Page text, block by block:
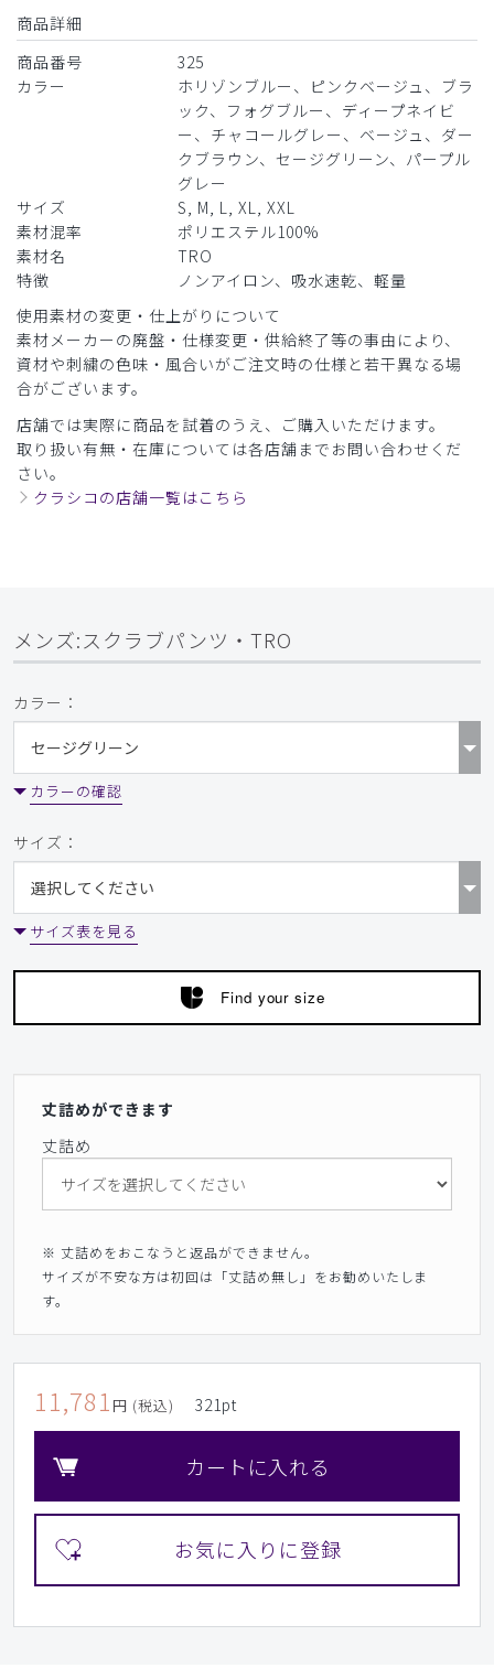
商品詳細
商品番号
325
カラー
ホリゾンブルー、ピンクベージュ、ブラ
ック、フォグブルー、ディープネイビ
ー、チャコールグレー、ベージュ、ダー
クブラウン、セージグリーン、パープル
グレー
サイズ
S, M, L, XL, XXL
素材混率
ポリエステル100%
素材名
TRO
特徴
ノンアイロン、吸水速乾、軽量
使用素材の変更・仕上がりについて
素材メーカーの廃盤・仕様変更・供給終了等の事由により、
資材や刺繍の色味・風合いがご注文時の仕様と若干異なる場
合がございます。
店舗では実際に商品を試着のうえ、ご購入いただけます。
取り扱い有無・在庫については各店舗までお問い合わせくだ
さい。
クラシコの店舗一覧はこちら
メンズ:スクラブパンツ・TRO
カラー：
カラーの確認
サイズ：
サイズ表を見る
Find your size
丈詰めができます
丈詰め
※ 丈詰めをおこなうと返品ができません。
サイズが不安な方は初回は「丈詰め無し」をお勧めいたしま
す。
11,781 円 (税込) 321pt
カートに入れる